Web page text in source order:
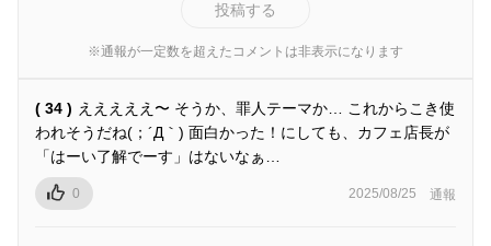
投稿する
※通報が一定数を超えたコメントは非表示になります
( 34 ) えええええ〜 そうか、罪人テーマか… これからこき使
われそうだね(；´Д｀) 面白かった！にしても、カフェ店長が
「はーい了解でーす」はないなぁ…
0 2025/08/25 通報